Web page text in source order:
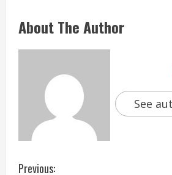
About The Author
See
Previous: